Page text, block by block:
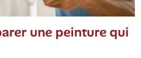
une peinture qui